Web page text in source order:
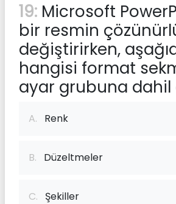
19: Microsoft
bir resmin
değiştirirken,
hangisi format
ayar grubuna dahil
A. Renk
B. Düzeltmeler
C. Şekiller